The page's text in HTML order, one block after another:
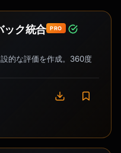
ック統合 PRO
的な評価を作成。360度